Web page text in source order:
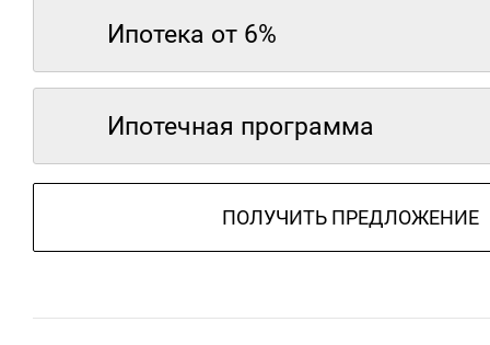
Ипотека от 6%
Ипотечная программа
ПОЛУЧИТЬ ПРЕДЛОЖЕНИЕ